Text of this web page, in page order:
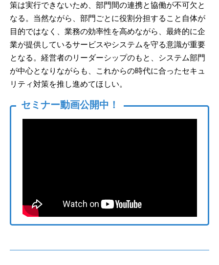
策は実行できないため、部門間の連携と協働が不可欠と
なる。当然ながら、部門ごとに役割分担すること自体が
目的ではなく、業務の効率性を高めながら、最終的に企
業が提供しているサービスやシステムを守る意識が重要
となる。経営者のリーダーシップのもと、システム部門
が中心となりながらも、これからの時代に合ったセキュ
リティ対策を推し進めてほしい。
セミナー動画公開中！